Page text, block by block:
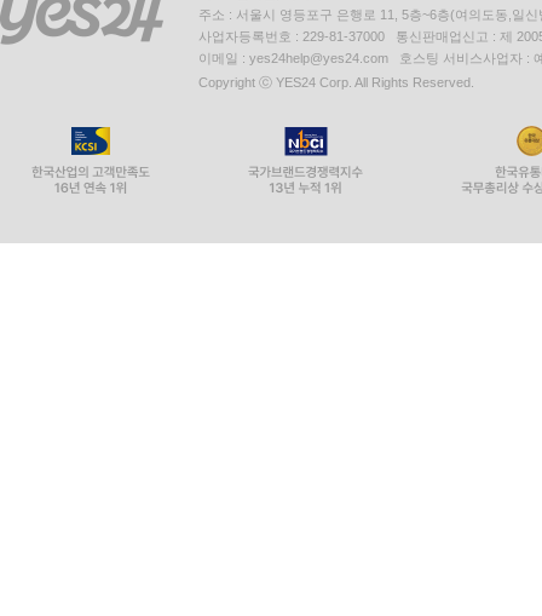
주소 : 서울시 영등포구 은행로 11, 5층~6층(여의도동,일신
사업자등록번호 : 229-81-37000 통신판매업신고 : 제
이메일 : yes24help@yes24.com 호스팅 서비스사업자 :
Copyright ⓒ YES24 Corp. All Rights Reserved.